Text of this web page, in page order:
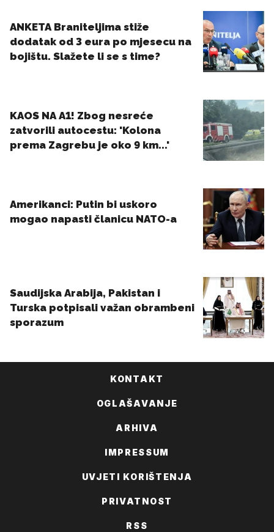
KONTAKT
OGLAŠAVANJE
ARHIVA
IMPRESSUM
UVJETI KORIŠTENJA
PRIVATNOST
RSS